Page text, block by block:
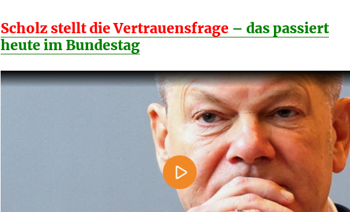
Scholz stellt die Vertrauensfrage – das passiert
heute im Bundestag